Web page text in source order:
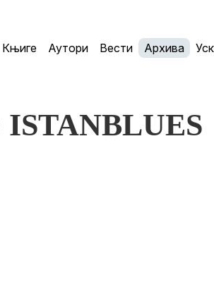
Књиге Аутори Вести Архива